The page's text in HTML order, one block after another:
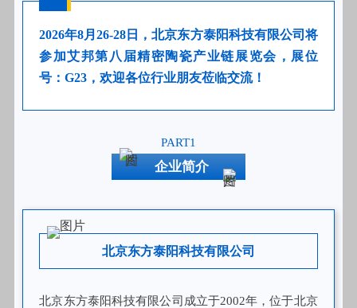
2026年8月26-28日，北京东方泰阳科技有限公司将
参加艾邦第八届精密陶瓷产业链展览会，展位
号：G23 ，欢迎各位行业朋友莅临交流！
PART1
企业简介
北京东方泰阳科技有限公司
北京东方泰阳科技有限公司成立于2002年，位于北京